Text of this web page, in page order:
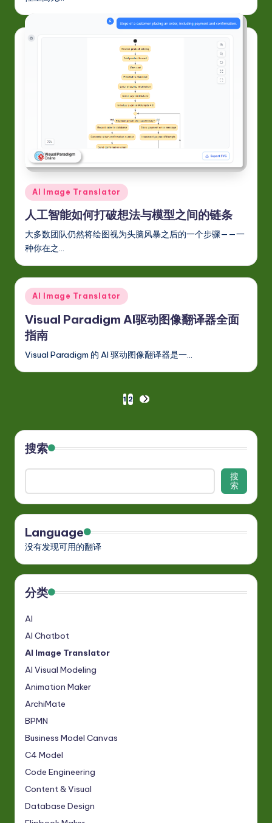
Posted
in
AI Image Translator
人工智能如何打破想法与模型之间的链条
大多数团队仍然将绘图视为头脑风暴之后的一个步骤——一
种你在之…
Posted
in
AI Image Translator
Visual Paradigm AI驱动图像翻译器全面
指南
Visual Paradigm 的 AI 驱动图像翻译器是一…
章
分
页
1 2
NEXT
搜索
搜
索
Language
没有发现可用的翻译
分类
AI
AI Chatbot
AI Image Translator
AI Visual Modeling
Animation Maker
ArchiMate
BPMN
Business Model Canvas
C4 Model
Code Engineering
Content & Visual
Database Design